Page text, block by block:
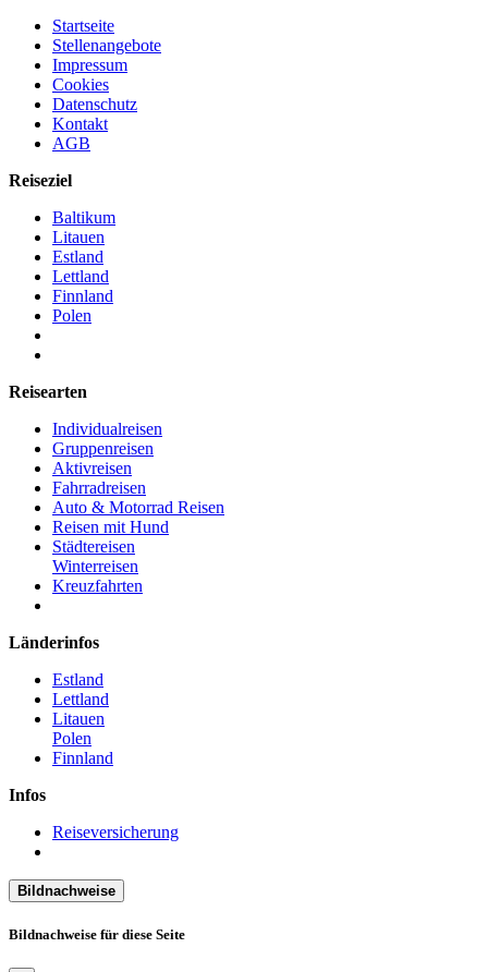
Startseite
Stellenangebote
Impressum
Cookies
Datenschutz
Kontakt
AGB
Reiseziel
Baltikum
Litauen
Estland
Lettland
Finnland
Polen
Reisearten
Individualreisen
Gruppenreisen
Aktivreisen
Fahrradreisen
Auto & Motorrad Reisen
Reisen mit Hund
Städtereisen
Winterreisen
Kreuzfahrten
Länderinfos
Estland
Lettland
Litauen
Polen
Finnland
Infos
Reiseversicherung
Bildnachweise
Bildnachweise für diese Seite